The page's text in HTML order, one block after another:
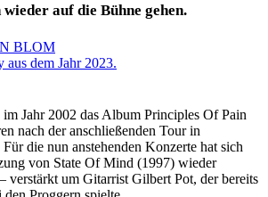
auf die Bühne gehen.
BLOM
Jahr 2002 das Album Principles Of Pain
nach der anschließenden Tour in
die nun anstehenden Konzerte hat sich
von State Of Mind (1997) wieder
verstärkt um Gitarrist Gilbert Pot, der bereits